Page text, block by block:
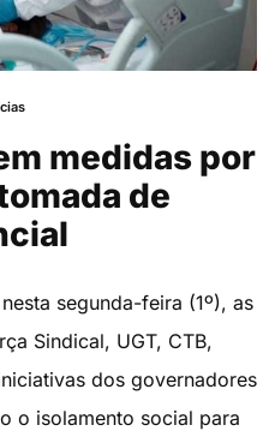
medidas por
de
segunda-feira (1º), as
Sindical, UGT, CTB,
dos governadores
o isolamento social para